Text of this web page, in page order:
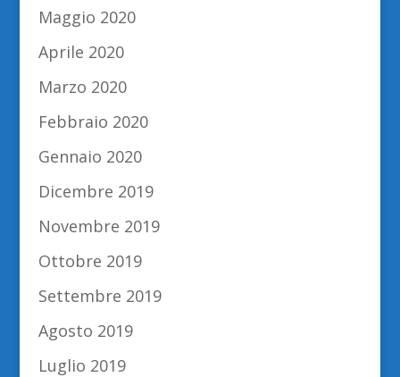
Maggio 2020
Aprile 2020
Marzo 2020
Febbraio 2020
Gennaio 2020
Dicembre 2019
Novembre 2019
Ottobre 2019
Settembre 2019
Agosto 2019
Luglio 2019